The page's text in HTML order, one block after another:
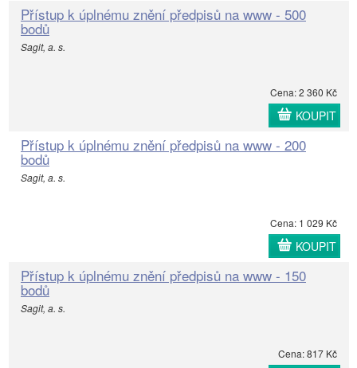
Přístup k úplnému znění předpisů na www - 500
bodů
Sagit, a. s.
Cena: 2 360 Kč
KOUPIT
Přístup k úplnému znění předpisů na www - 200
bodů
Sagit, a. s.
Cena: 1 029 Kč
KOUPIT
Přístup k úplnému znění předpisů na www - 150
bodů
Sagit, a. s.
Cena: 817 Kč